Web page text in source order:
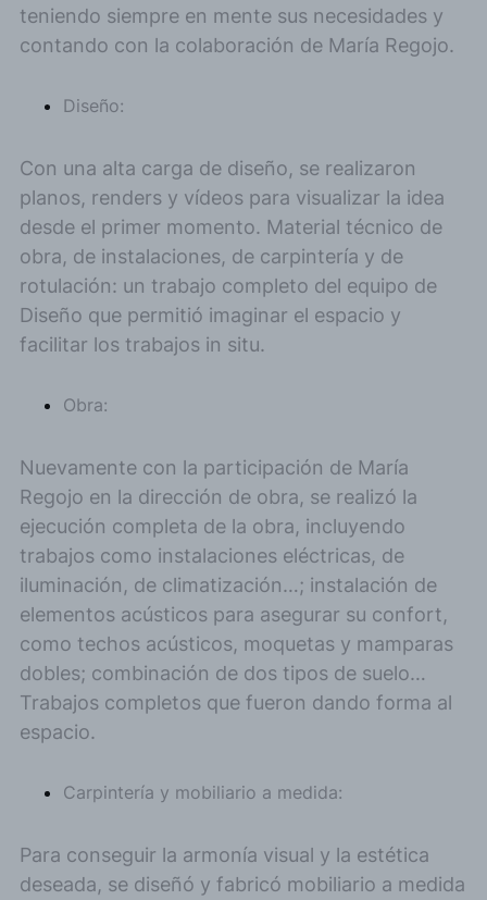
teniendo siempre en mente sus necesidades y
contando con la colaboración de María Regojo.
Diseño:
Con una alta carga de diseño, se realizaron
planos, renders y vídeos para visualizar la idea
desde el primer momento. Material técnico de
obra, de instalaciones, de carpintería y de
rotulación: un trabajo completo del equipo de
Diseño que permitió imaginar el espacio y
facilitar los trabajos in situ.
Obra:
Nuevamente con la participación de María
Regojo en la dirección de obra, se realizó la
ejecución completa de la obra, incluyendo
trabajos como instalaciones eléctricas, de
iluminación, de climatización…; instalación de
elementos acústicos para asegurar su confort,
como techos acústicos, moquetas y mamparas
dobles; combinación de dos tipos de suelo…
Trabajos completos que fueron dando forma al
espacio.
Carpintería y mobiliario a medida:
Para conseguir la armonía visual y la estética
deseada, se diseñó y fabricó mobiliario a medida